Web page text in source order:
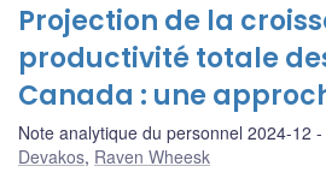
Projection de la
productivité totale
Canada : une
Note analytique du personnel 2024-12
Devakos, Raven Wheesk